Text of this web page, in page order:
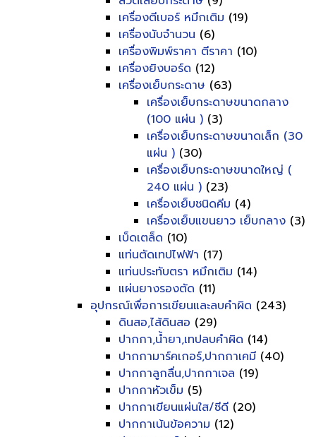
เครื่องตีเบอร์ หมึกเติม (19)
เครื่องนับจำนวน (6)
เครื่องพิมพ์ราคา ตีราคา (10)
เครื่องยิงบอร์ด (12)
เครื่องเย็บกระดาษ (63)
เครื่องเย็บกระดาษขนาดกลาง
(100 แผ่น ) (3)
เครื่องเย็บกระดาษขนาดเล็ก (30
แผ่น ) (30)
เครื่องเย็บกระดาษขนาดใหญ่ (
240 แผ่น ) (23)
เครื่องเย็บชนิดคีม (4)
เครื่องเย็บแขนยาว เย็บกลาง (3)
เบ็ดเตล็ด (10)
แท่นตัดเทปไฟฟ้า (17)
แท่นประทับตรา หมึกเติม (14)
แผ่นยางรองตัด (11)
อุปกรณ์เพื่อการเขียนและลบคำผิด (243)
ดินสอ,ไส้ดินสอ (29)
ปากกา,น้ำยา,เทปลบคำผิด (14)
ปากกามาร์คเกอร์,ปากกาเคมี (40)
ปากกาลูกลื่น,ปากกาเจล (19)
ปากกาหัวเข็ม (5)
ปากกาเขียนแผ่นใส/ซีดี (20)
ปากกาเน้นข้อความ (12)